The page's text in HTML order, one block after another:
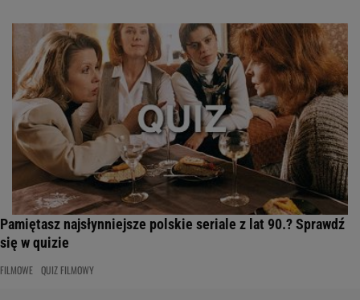
Pamiętasz najsłynniejsze polskie seriale z lat 90.? Sprawdź
się w quizie
FILMOWE QUIZ FILMOWY